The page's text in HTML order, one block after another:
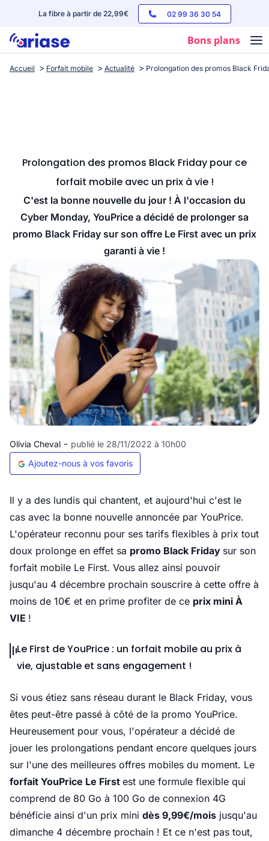
La fibre à partir de 22,99€ 02 99 36 30 54
Bons plans
Box internet
Streaming
Accueil Forfait mobile Actualité Prolongation des promos Black
Prolongation des promos Black Friday pour ce
forfait mobile avec un prix à vie !
C'est la bonne nouvelle du jour ! À l'occasion du
Cyber Monday, YouPrice a décidé de prolonger sa
promo Black Friday sur son offre Le First avec un prix
garanti à vie !
Olivia Cheval - publié le 28/11/2022 à 10h00
Ajoutez-nous à vos favoris
Il y a des lundis qui chantent, et aujourd'hui c'est le
cas avec la bonne nouvelle annoncée par YouPrice.
L'opérateur reconnu pour ses tarifs flexibles à prix tout
doux prolonge en effet sa promo Black Friday sur son
forfait mobile Le First. Vous allez ainsi pouvoir
jusqu'au 4 décembre prochain souscrire à cette offre à
moins de 10€ et en prime profiter de ce prix mini À
VIE !
Le First de YouPrice : un forfait mobile au prix à
vie, ajustable et sans engagement !
Si vous étiez sans réseau durant le Black Friday, vous
êtes peut-être passé à côté de la promo YouPrice.
Heureusement pour vous, l'opérateur a décidé de
jouer les prolongations pendant encore quelques jours
sur l'une des meilleures offres mobiles du moment. Le
forfait YouPrice Le First est une formule flexible qui
comprend de 80 Go à 100 Go de connexion 4G
bénéficie ainsi d'un prix mini dès 9,99€/mois jusqu'au
dimanche 4 décembre prochain ! Et ce n'est pas tout,